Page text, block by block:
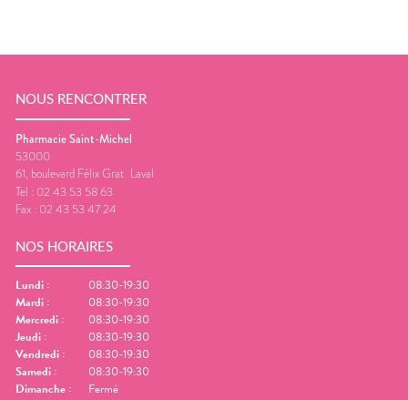
NOUS RENCONTRER
Pharmacie Saint-Michel
53000
61, boulevard Félix Grat Laval
Tel : 02 43 53 58 63
Fax : 02 43 53 47 24
NOS HORAIRES
Lundi :
08:30-19:30
Mardi :
08:30-19:30
Mercredi :
08:30-19:30
Jeudi :
08:30-19:30
Vendredi :
08:30-19:30
Samedi :
08:30-19:30
Dimanche : Fermé